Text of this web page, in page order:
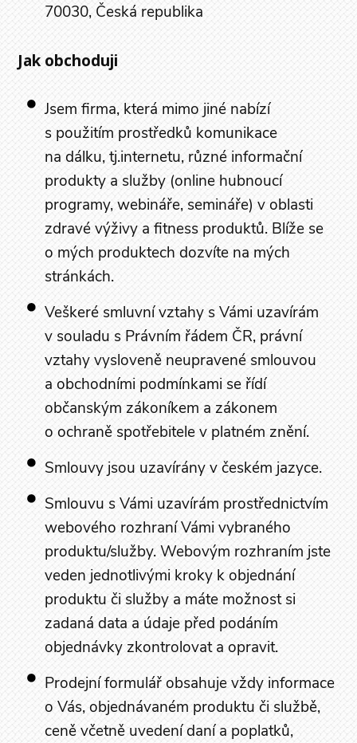
70030, Česká republika
Jak obchoduji
Jsem firma, která mimo jiné nabízí
s použitím prostředků komunikace
na dálku, tj.internetu, různé informační
produkty a služby (online hubnoucí
programy, webináře, semináře) v oblasti
zdravé výživy a fitness produktů. Blíže se
o mých produktech dozvíte na mých
stránkách.
Veškeré smluvní vztahy s Vámi uzavírám
v souladu s Právním řádem ČR, právní
vztahy vysloveně neupravené smlouvou
a obchodními podmínkami se řídí
občanským zákoníkem a zákonem
o ochraně spotřebitele v platném znění.
Smlouvy jsou uzavírány v českém jazyce.
Smlouvu s Vámi uzavírám prostřednictvím
webového rozhraní Vámi vybraného
produktu/služby. Webovým rozhraním jste
veden jednotlivými kroky k objednání
produktu či služby a máte možnost si
zadaná data a údaje před podáním
objednávky zkontrolovat a opravit.
Prodejní formulář obsahuje vždy informace
o Vás, objednávaném produktu či službě,
ceně včetně uvedení daní a poplatků,